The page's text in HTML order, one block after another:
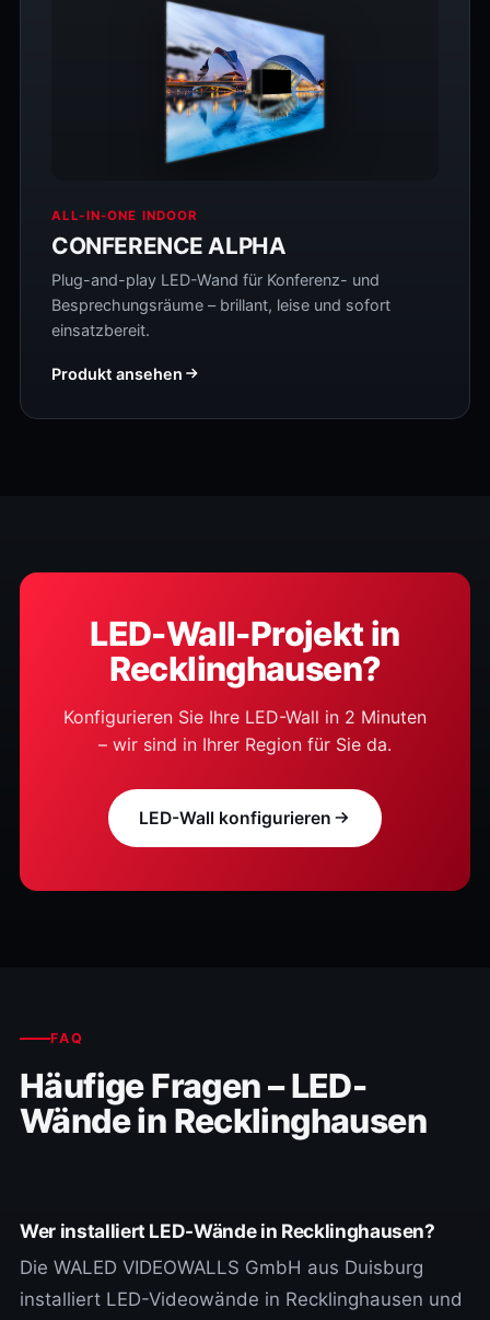
ALL-IN-ONE INDOOR
CONFERENCE ALPHA
Plug-and-play LED-Wand für Konferenz- und
Besprechungsräume – brillant, leise und sofort
einsatzbereit.
Produkt ansehen
LED-Wall-Projekt in
Recklinghausen?
Konfigurieren Sie Ihre LED-Wall in 2 Minuten
– wir sind in Ihrer Region für Sie da.
LED-Wall konfigurieren
FAQ
Häufige Fragen – LED-
Wände in Recklinghausen
Wer installiert LED-Wände in Recklinghausen?
Die WALED VIDEOWALLS GmbH aus Duisburg
installiert LED-Videowände in Recklinghausen und